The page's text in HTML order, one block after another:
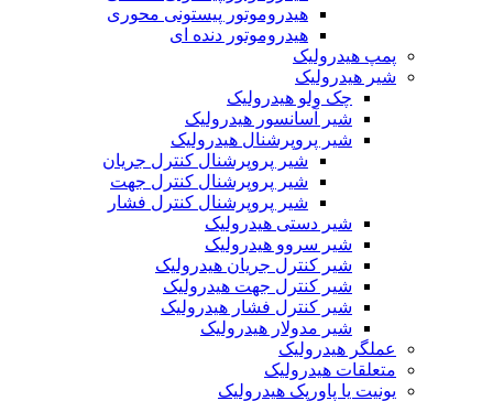
هیدروموتور پیستونی محوری
هیدروموتور دنده ای
پمپ هیدرولیک
شیر هیدرولیک
چک ولو هیدرولیک
شیر آسانسور هیدرولیک
شیر پروپرشنال هیدرولیک
شیر پروپرشنال کنترل جریان
شیر پروپرشنال کنترل جهت
شیر پروپرشنال کنترل فشار
شیر دستی هیدرولیک
شیر سروو هیدرولیک
شیر کنترل جریان هیدرولیک
شیر کنترل جهت هیدرولیک
شیر کنترل فشار هیدرولیک
شیر مدولار هیدرولیک
عملگر هیدرولیک
متعلقات هیدرولیک
یونیت یا پاورپک هیدرولیک